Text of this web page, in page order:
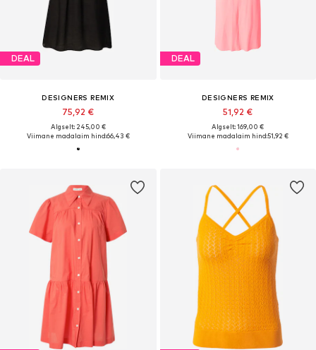
DEAL
DESIGNERS REMIX
75,92 €
Algselt: 245,00 €
Viimane madalaim hind:66,43 €
DEAL
DESIGNERS REMIX
51,92 €
Algselt: 169,00 €
Viimane madalaim hind:51,92 €